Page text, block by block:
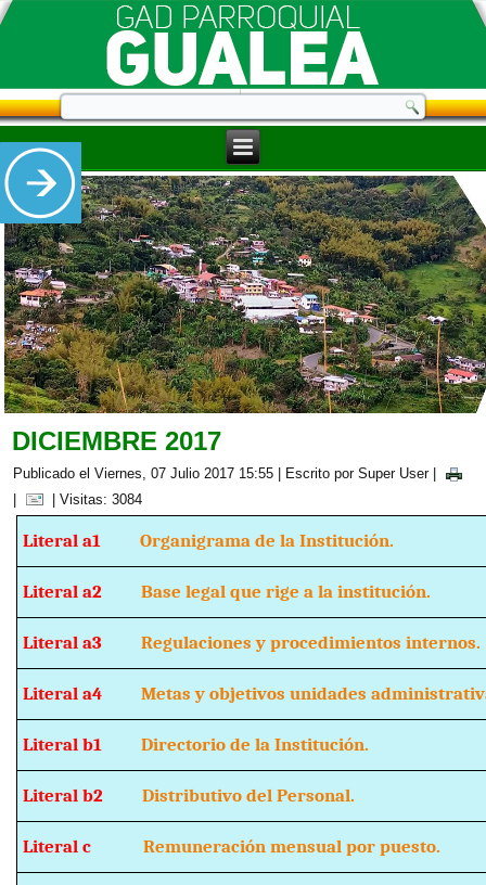
DICIEMBRE 2017
Publicado el Viernes, 07 Julio 2017 15:55 Escrito por Super User|
|
| Visitas: 3084
Literal a1 Organigrama de la Institución.
Literal a2 Base legal que rige a la institución.
Literal a3 Regulaciones y procedimientos internos.
Literal a4 Metas y objetivos unidades
Literal b1 Directorio de la Institución.
Literal b2 Distributivo del Personal.
Literal c Remuneración mensual por puesto.